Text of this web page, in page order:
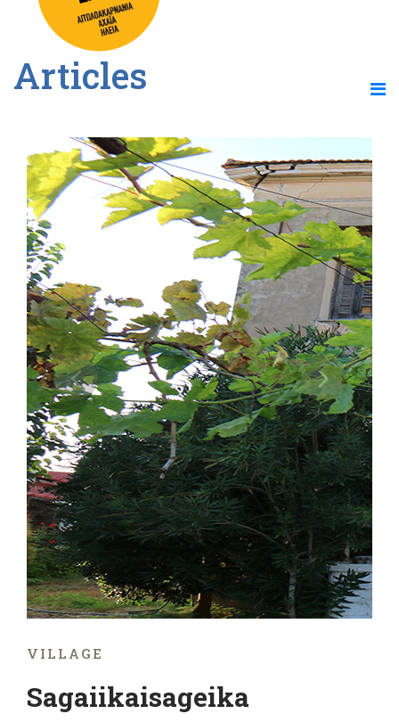
Articles
VILLAGE
Sagaiikaisageika